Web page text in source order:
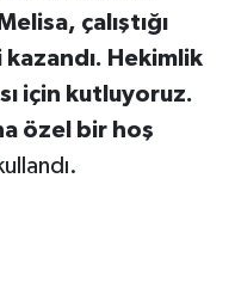
çalıştığı
Hekimlik
için kutluyoruz.
özel bir hoş